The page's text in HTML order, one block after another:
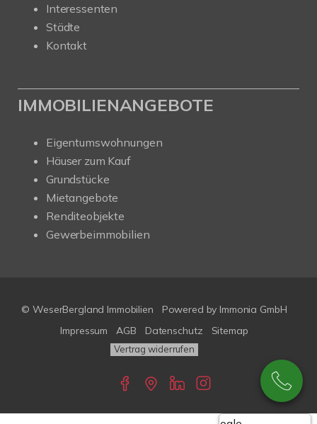
Interessenten
Städte
Kontakt
IMMOBILIENANGEBOTE
Eigentumswohnungen
Häuser zum Kauf
Grundstücke
Mietangebote
Renditeobjekte
Gewerbeimmobilien
© WeserBergland Immobilien Powered by Immonia GmbH
Impressum
AGB Datenschutz Sitemap
Vertrag widerrufen